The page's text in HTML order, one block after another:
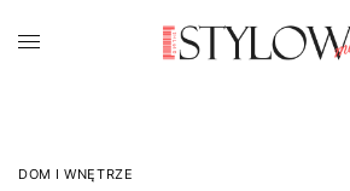
DOM I WNĘTRZE